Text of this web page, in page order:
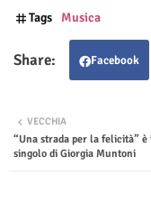
Tags Musica
Facebook
VECCHIA
“Una strada per la felicità”
singolo di Giorgia Muntoni